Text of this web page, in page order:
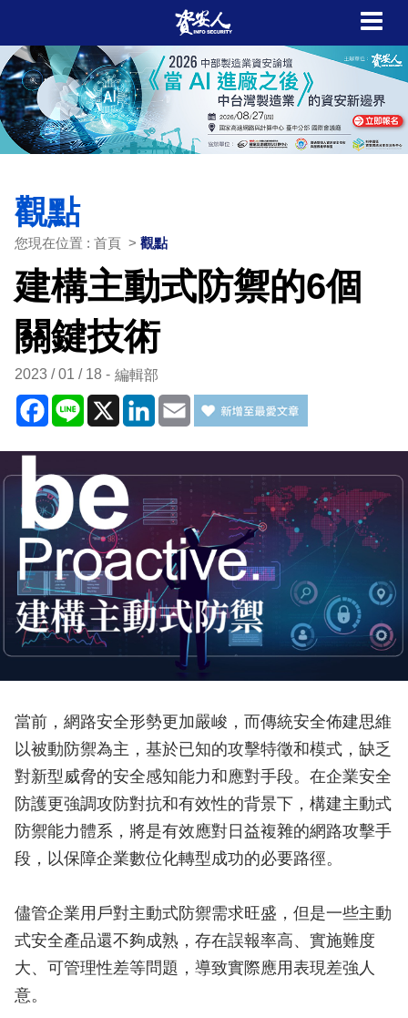
觀點
您現在位置 : 首頁 > 觀點
建構主動式防禦的6個
關鍵技術
2023 / 01 / 18 編輯部
Facebook
Line X LinkedIn
Email
當前，網路安全形勢更加嚴峻，而傳統安全佈建思維
以被動防禦為主，基於已知的攻擊特徵和模式，缺乏
對新型威脅的安全感知能力和應對手段。在企業安全
防護更強調攻防對抗和有效性的背景下，構建主動式
防禦能力體系，將是有效應對日益複雜的網路攻擊手
段，以保障企業數位化轉型成功的必要路徑。
儘管企業用戶對主動式防禦需求旺盛，但是一些主動
式安全產品還不夠成熟，存在誤報率高、實施難度
大、可管理性差等問題，導致實際應用表現差強人
意。